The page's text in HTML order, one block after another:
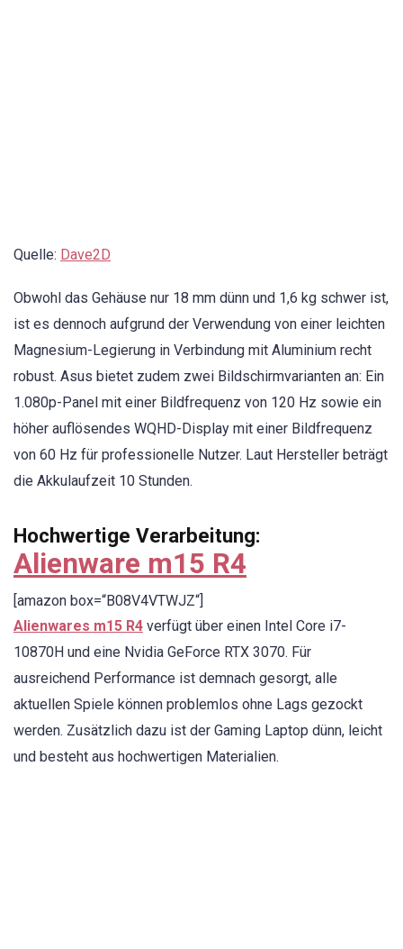
Quelle: Dave2D
Obwohl das Gehäuse nur 18 mm dünn und 1,6 kg schwer ist,
ist es dennoch aufgrund der Verwendung von einer leichten
Magnesium-Legierung in Verbindung mit Aluminium recht
robust. Asus bietet zudem zwei Bildschirmvarianten an: Ein
1.080p-Panel mit einer Bildfrequenz von 120 Hz sowie ein
höher auflösendes WQHD-Display mit einer Bildfrequenz
von 60 Hz für professionelle Nutzer. Laut Hersteller beträgt
die Akkulaufzeit 10 Stunden.
Hochwertige Verarbeitung:
Alienware m15 R4
[amazon box=“B08V4VTWJZ“]
Alienwares m15 R4 verfügt über einen Intel Core i7-
10870H und eine Nvidia GeForce RTX 3070. Für
ausreichend Performance ist demnach gesorgt, alle
aktuellen Spiele können problemlos ohne Lags gezockt
werden. Zusätzlich dazu ist der Gaming Laptop dünn, leicht
und besteht aus hochwertigen Materialien.